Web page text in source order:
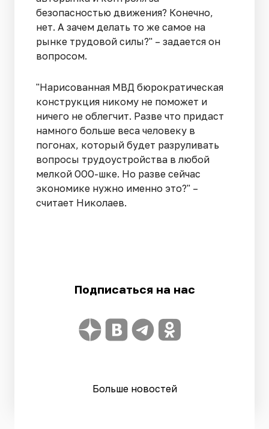
безопасностью движения? Конечно,
нет. А зачем делать то же самое на
рынке трудовой силы?" – задается он
вопросом.
"Нарисованная МВД бюрократическая
конструкция никому не поможет и
ничего не облегчит. Разве что придаст
намного больше веса человеку в
погонах, который будет разруливать
вопросы трудоустройства в любой
мелкой ООО-шке. Но разве сейчас
экономике нужно именно это?" –
считает Николаев.
Подписаться на нас
Больше новостей